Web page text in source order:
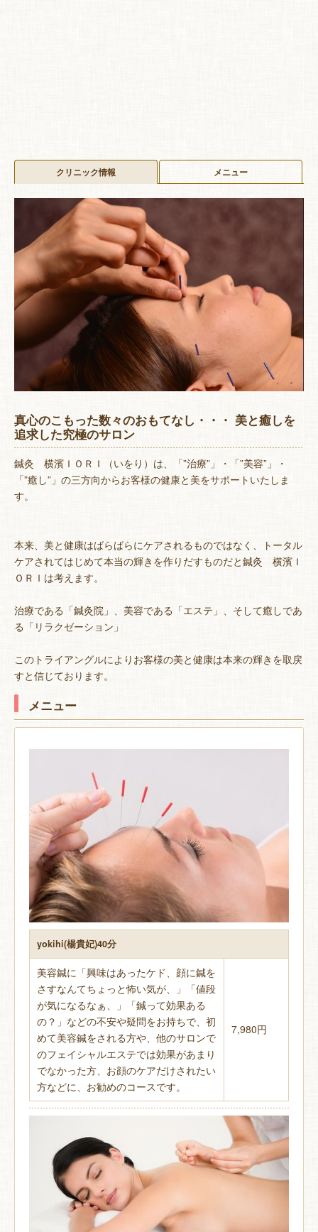
クリニック情報 メニュー
真心のこもった数々のおもてなし・・・ 美と癒しを
追求した究極のサロン
鍼灸 横濱ＩＯＲＩ（いをり）は、「”治療”」・「”美容”」・
「”癒し”」の三方向からお客様の健康と美をサポートいたしま
す。
本来、美と健康はばらばらにケアされるものではなく、トータル
ケアされてはじめて本当の輝きを作りだすものだと鍼灸 横濱Ｉ
ＯＲＩは考えます。
治療である「鍼灸院」、美容である「エステ」、そして癒しであ
る「リラクゼーション」
このトライアングルによりお客様の美と健康は本来の輝きを取戻
すと信じております。
メニュー
yokihi(楊貴妃)40分
美容鍼に「興味はあったケド、顔に鍼を
さすなんてちょっと怖い気が、」「値段
が気になるなぁ、」「鍼って効果ある
の？」などの不安や疑問をお持ちで、初
めて美容鍼をされる方や、他のサロンで
のフェイシャルエステでは効果があまり
でなかった方、お顔のケアだけされたい
方などに、お勧めのコースです。
7,980円